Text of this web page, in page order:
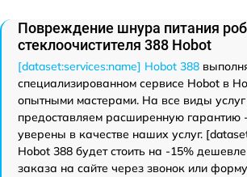
Повреждение шнура питания
стеклоочистителя 388 Hobot
[dataset:services:name] Hobot 388
специализированном сервисе Hobot в
опытными мастерами. На все виды услуг
предоставляем расширенную гарантию
уверены в качестве наших услуг.
Hobot 388 будет стоить на -15%
заказа на сайте через звонок или